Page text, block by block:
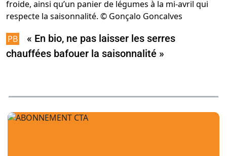
« En bio, ne pas laisser les serres
chauffées bafouer la saisonnalité »